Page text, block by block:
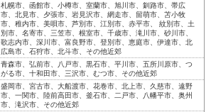
札幌市、函館市、小樽市、室蘭市、旭川市、釧路市、帯広
市、北見市、夕張市、岩見沢市、網走市、留萌市、苫小牧
市、稚内市、美唄市、芦別市、江別市、赤平市、 紋別市、土
別市、名寄市、三笠市、根室市、千歳市、滝川市、砂川市、
歌志内市、深川市、富良野市、登別市、恵庭市、伊達市、北
広島市、石狩市、北斗市、その他近郊
青森市、弘前市、八戸市、黒石市、平川市、五所川原市、つ
がる市、十和田市、三沢市、むつ市、その他近郊
盛岡市、宮古市、大船渡市、花巻市、北上市、久慈市、遠野
市、一関市、陸前高田市、釜石市、二戸市、八幡平市、奥州
市、滝沢市、その他近郊